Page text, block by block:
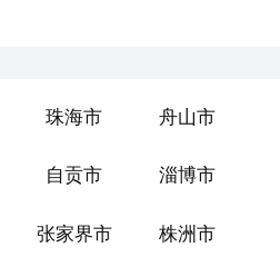
珠海市 舟山市
自贡市 淄博市
张家界市 株洲市